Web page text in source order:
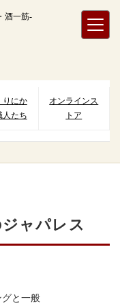
酒一筋-
りにか
人たち
オンラインス
トア
ャパレス
グと一般